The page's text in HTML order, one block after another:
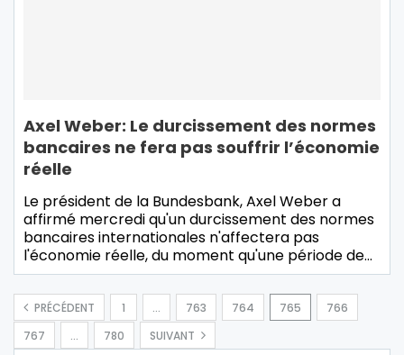
Axel Weber: Le durcissement des normes
bancaires ne fera pas souffrir l’économie
réelle
Le président de la Bundesbank, Axel Weber a
affirmé mercredi qu'un durcissement des normes
bancaires internationales n'affectera pas
l'économie réelle, du moment qu'une période de…
PRÉCÉDENT 1 … 763 764 765
766
767
… 780 SUIVANT